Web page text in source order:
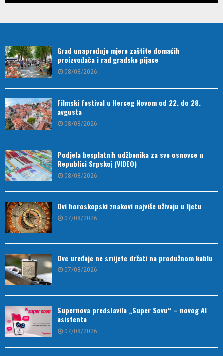
Grad unapređuje mjere zaštite domaćih
proizvođača i rad gradske pijace
08/08/2026
Filmski festival u Herceg Novom od 22. do 28.
avgusta
08/08/2026
Podjela besplatnih udžbenika za sve osnovce u
Republici Srpskoj (VIDEO)
08/08/2026
Ovi horoskopski znakovi najviše uživaju u ljetu
07/08/2026
Ove uređaje ne smijete držati na produžnom kablu
07/08/2026
Supernova predstavila „Super Sovu“ – novog AI
asistenta
07/08/2026